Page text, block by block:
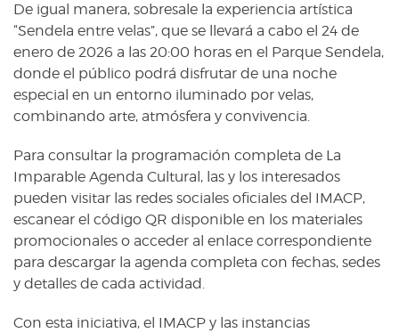
De igual manera, sobresale la experiencia artística
“Sendela entre velas”, que se llevará a cabo el 24 de
enero de 2026 a las 20:00 horas en el Parque Sendela,
donde el público podrá disfrutar de una noche
especial en un entorno iluminado por velas,
combinando arte, atmósfera y convivencia.
Para consultar la programación completa de La
Imparable Agenda Cultural, las y los interesados
pueden visitar las redes sociales oficiales del IMACP,
escanear el código QR disponible en los materiales
promocionales o acceder al enlace correspondiente
para descargar la agenda completa con fechas, sedes
y detalles de cada actividad.
Con esta iniciativa, el IMACP y las instancias